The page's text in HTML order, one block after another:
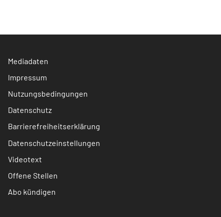
Mediadaten
Impressum
Nutzungsbedingungen
Datenschutz
Barrierefreiheitserklärung
Datenschutzeinstellungen
Videotext
Offene Stellen
Abo kündigen